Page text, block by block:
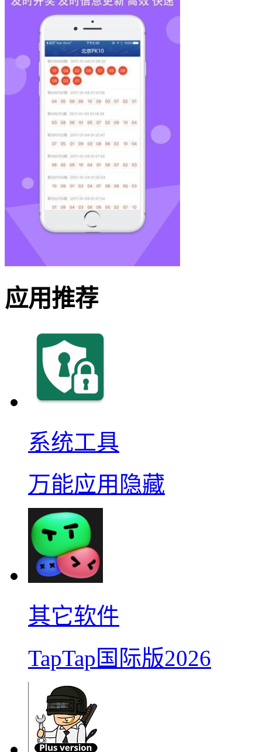
应用推荐
系统工具
万能应用隐藏
其它软件
TapTap国际版2026